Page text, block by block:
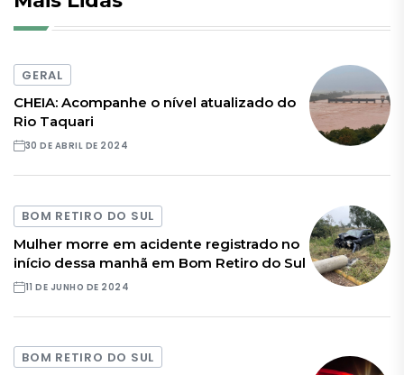
GERAL
CHEIA: Acompanhe o nível atualizado do
Rio Taquari
30 DE ABRIL DE 2024
BOM RETIRO DO SUL
Mulher morre em acidente registrado no
início dessa manhã em Bom Retiro do Sul
11 DE JUNHO DE 2024
BOM RETIRO DO SUL